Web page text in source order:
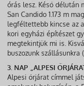
órás lesz. Késő délután
San Candido 1.173 m
legféltettebb kincse az
kori egyházi építészet
megtekintjük mi is.
buszozunk szállásunkra
3. NAP „ALPESI
Alpesi őrjárat címmel